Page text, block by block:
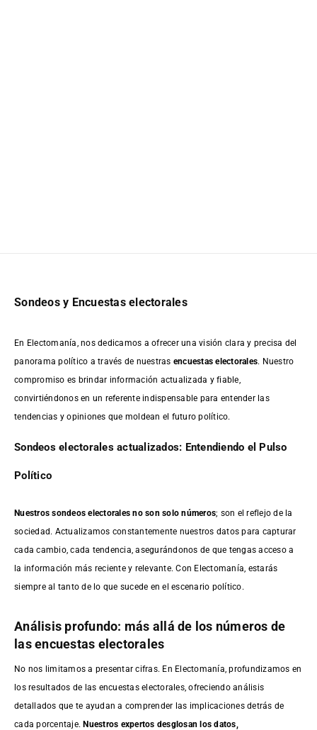
Sondeos y Encuestas electorales
En Electomanía, nos dedicamos a ofrecer una visión clara y precisa del
panorama político a través de nuestras encuestas electorales. Nuestro
compromiso es brindar información actualizada y fiable,
convirtiéndonos en un referente indispensable para entender las
tendencias y opiniones que moldean el futuro político.
Sondeos electorales actualizados: Entendiendo el Pulso
Político
Nuestros sondeos electorales no son solo números; son el reflejo de la
sociedad. Actualizamos constantemente nuestros datos para capturar
cada cambio, cada tendencia, asegurándonos de que tengas acceso a
la información más reciente y relevante. Con Electomanía, estarás
siempre al tanto de lo que sucede en el escenario político.
Análisis profundo: más allá de los números de
las encuestas electorales
No nos limitamos a presentar cifras. En Electomanía, profundizamos en
los resultados de las encuestas electorales, ofreciendo análisis
detallados que te ayudan a comprender las implicaciones detrás de
cada porcentaje.Nuestros expertos desglosan los datos,